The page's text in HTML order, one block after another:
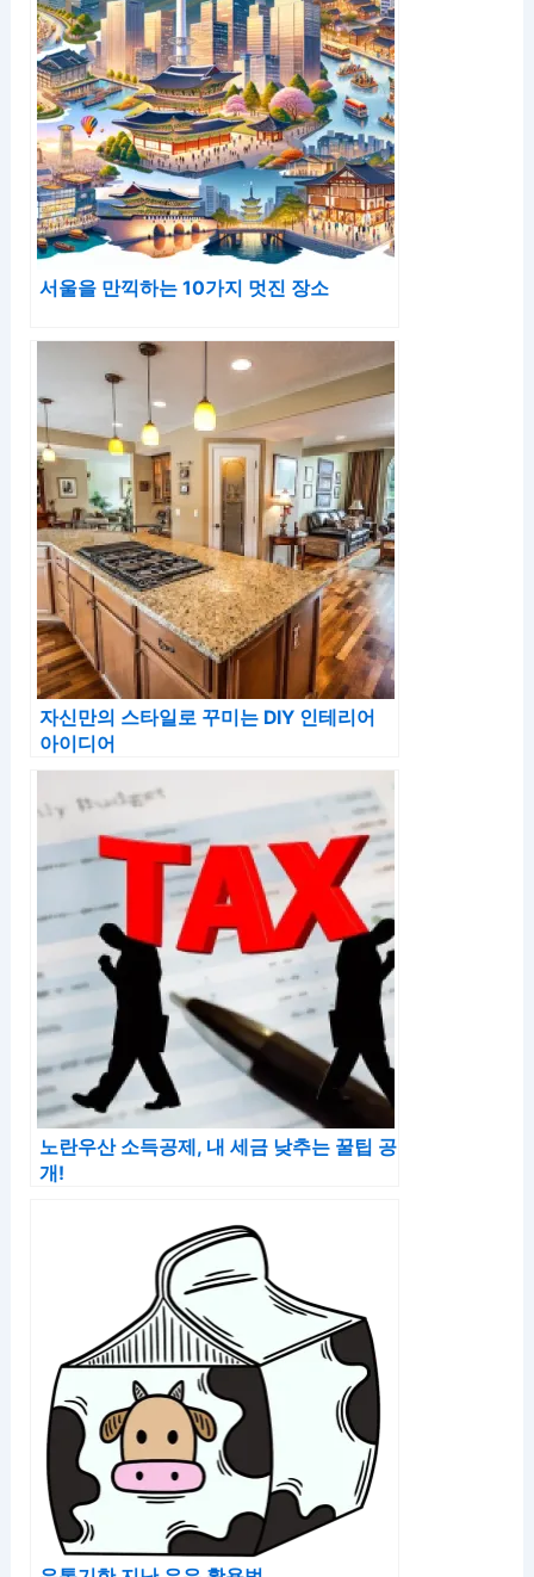
서울을 만끽하는 10가지 멋진 장소
자신만의 스타일로 꾸미는 DIY 인테리어
아이디어
노란우산 소득공제, 내 세금 낮추는 꿀팁 공
개!